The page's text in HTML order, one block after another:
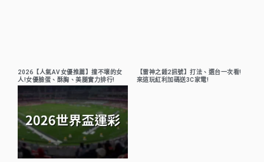
2026【人氣AV女優推薦】撞不壞的女
人!女優臉蛋、酥胸、美腿實力排行!
【雷神之錘2訊號】打法、選台一次看!
來這玩紅利加碼送3C家電!